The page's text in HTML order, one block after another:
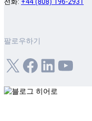
팔로우하기
X Facebook LinkedIn YouTube